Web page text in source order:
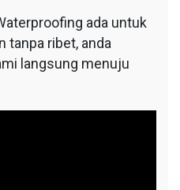
ada untuk
tanpa ribet, anda
langsung menuju